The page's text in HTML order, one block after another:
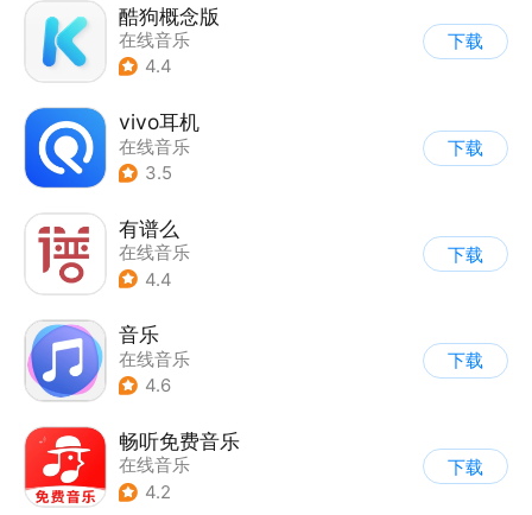
酷狗概念版
在线音乐
4.4
下载
vivo耳机
在线音乐
3.5
下载
有谱么
在线音乐
4.4
下载
音乐
在线音乐
4.6
下载
畅听免费音乐
在线音乐
4.2
下载